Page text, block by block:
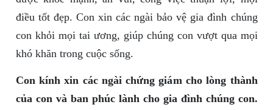
điều tốt đẹp. Con xin các ngài bảo vệ gia đình chúng
con khỏi mọi tai ương, giúp chúng con vượt qua mọi
khó khăn trong cuộc sống.
Con kính xin các ngài chứng giám cho lòng thành
của con và ban phúc lành cho gia đình chúng con.